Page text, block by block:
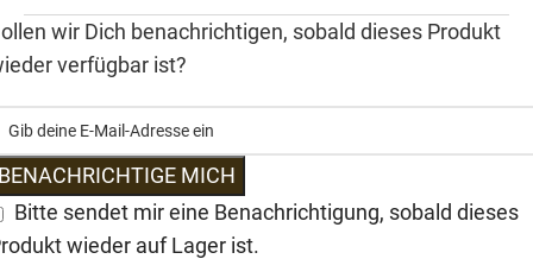
wir Dich benachrichtigen, sobald dieses Produkt
verfügbar ist?
MICH
Bitte sendet mir eine Benachrichtigung, sobald dieses
wieder auf Lager ist.